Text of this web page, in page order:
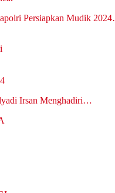
Persiapkan Mudik
Irsan Menghadiri…